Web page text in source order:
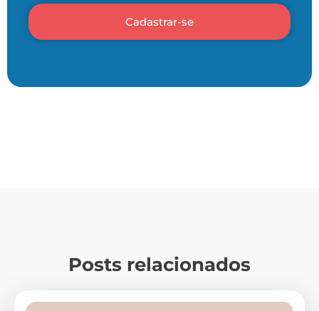
Cadastrar-se
Posts relacionados